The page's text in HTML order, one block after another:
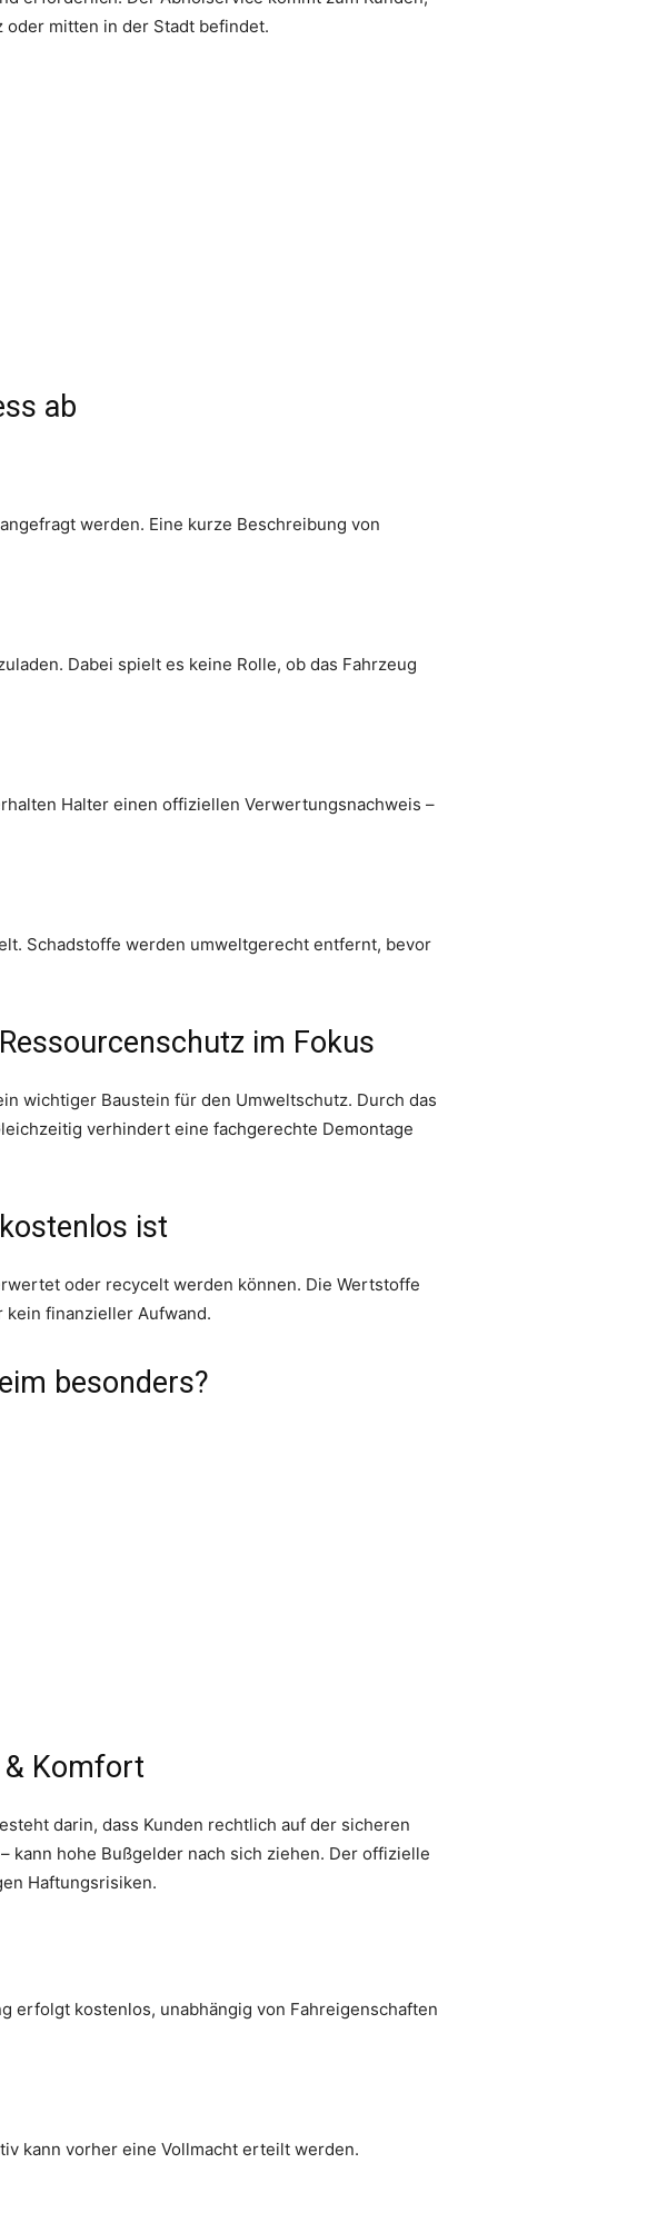
oder mitten in der Stadt befindet.
ab
werden. Eine kurze Beschreibung von
Dabei spielt es keine Rolle, ob das Fahrzeug
Halter einen offiziellen Verwertungsnachweis –
Schadstoffe werden umweltgerecht entfernt, bevor
im Fokus
wichtiger Baustein für den Umweltschutz. Durch das
verhindert eine fachgerechte Demontage
ist
oder recycelt werden können. Die Wertstoffe
finanzieller Aufwand.
besonders?
Komfort
darin, dass Kunden rechtlich auf der sicheren
kann hohe Bußgelder nach sich ziehen. Der offizielle
Haftungsrisiken.
erfolgt kostenlos, unabhängig von Fahreigenschaften
kann vorher eine Vollmacht erteilt werden.